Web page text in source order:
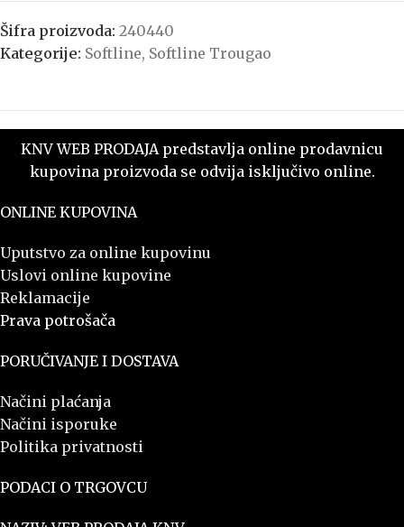
Šifra proizvoda: 240440
Kategorije: Softline, Softline Trougao
KNV WEB PRODAJA predstavlja online prodavnicu
kupovina proizvoda se odvija isključivo online.
ONLINE KUPOVINA
Uputstvo za online kupovinu
Uslovi online kupovine
Reklamacije
Prava potrošača
PORUČIVANJE I DOSTAVA
Načini plaćanja
Načini isporuke
Politika privatnosti
PODACI O TRGOVCU